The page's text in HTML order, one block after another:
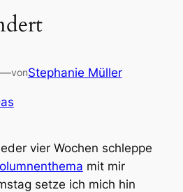
—vonStephanie Müller
vier Wochen schleppe
mit mir
setze ich mich hin